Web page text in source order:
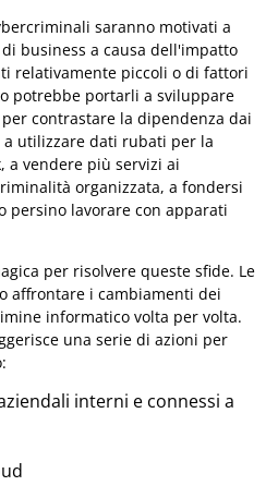
saranno motivati ​​a
business a causa dell'impatto
relativamente piccoli o di fattori
potrebbe portarli a sviluppare
contrastare la dipendenza dai
a utilizzare dati rubati per la
a vendere più servizi ai
organizzata, a fondersi
lavorare con apparati
per risolvere queste sfide. Le
affrontare i cambiamenti dei
informatico volta per volta.
una serie di azioni per
interni e connessi a